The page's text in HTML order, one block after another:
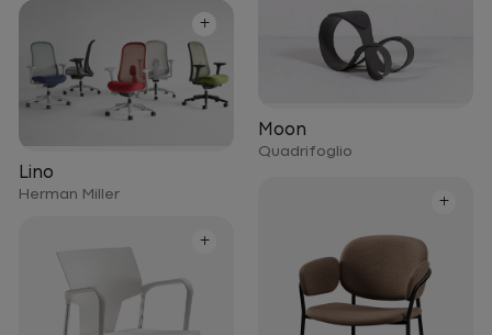
Moon
Quadrifoglio
+
Lino
Herman Miller +
+